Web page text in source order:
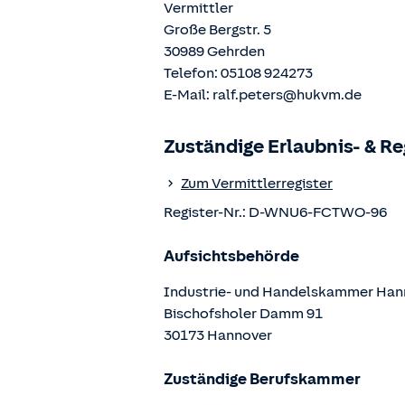
Vermittler
Große Bergstr. 5
30989Gehrden
Telefon: 05108 924273
E-Mail: ralf.peters@hukvm.de
Zuständige Erlaubnis- &
Zum Vermittlerregister
Register-Nr.: D-WNU6-FCTWO-96
Aufsichtsbehörde
Industrie- und Handelskammer
Bischofsholer Damm 91
30173 Hannover
Zuständige Berufskammer